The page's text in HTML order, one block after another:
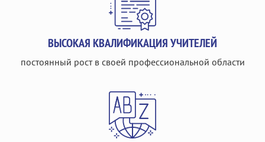
ВЫСОКАЯ КВАЛИФИКАЦИЯ УЧИТЕЛЕЙ
постоянный рост в своей профессиональной области